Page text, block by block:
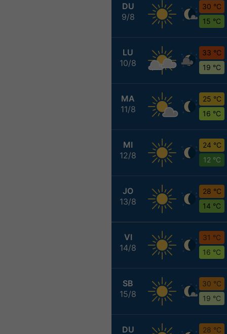
DU
9/8
30 °C
15 °C
LU
10/8
33 °C
19 °C
MA
11/8
25 °C
16 °C
MI
12/8
24 °C
12 °C
JO
13/8
28 °C
14 °C
VI
14/8
31 °C
16 °C
SB
15/8
30 °C
19 °C
DU
28 °C